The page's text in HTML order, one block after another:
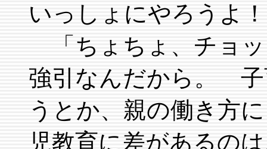
いっしょにやろうよ
「ちょちょ、チョ
強引なんだから。 子
うとか、親の働き方
児教育に差があるの